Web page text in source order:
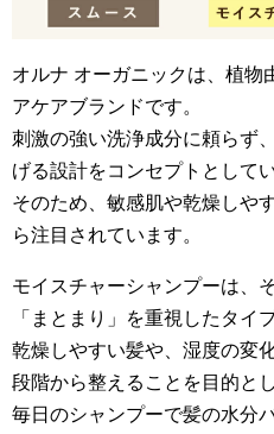
オルナ オーガニックは、植物
アケアブランドです。
刺激の強い洗浄成分に頼らず
げる設計をコンセプトとしてい
そのため、敏感肌や乾燥しや
ら注目されています。
モイスチャーシャンプーは、
「まとまり」を重視したタイ
乾燥しやすい髪や、湿度の変
段階から整えることを目的と
毎日のシャンプーで髪の水分